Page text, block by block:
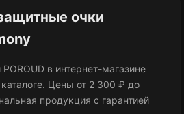
очки
в интернет-магазине
. Цены от 2 300 ₽ до
продукция с гарантией